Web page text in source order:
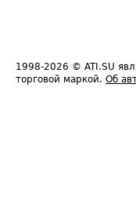
1998-2026 © ATI.SU
торговой маркой. Об